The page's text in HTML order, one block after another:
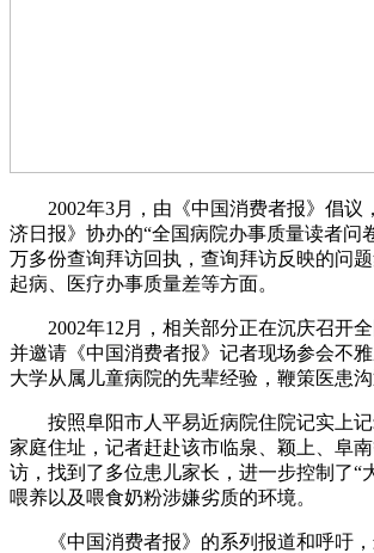
2002年3月，由《中国消费者报》倡议
济日报》协办的“全国病院办事质量读者问
万多份查询拜访回执，查询拜访反映的问
起病、医疗办事质量差等方面。
2002年12月，相关部分正在沉庆召开全
并邀请《中国消费者报》记者现场参会不
大学从属儿童病院的先辈经验，鞭策医患沟
按照阜阳市人平易近病院住院记实上记
家庭住址，记者赶赴该市临泉、颖上、阜
访，找到了多位患儿家长，进一步控制了“
喂养以及喂食奶粉涉嫌劣质的环境。
《中国消费者报》的系列报道和呼吁，